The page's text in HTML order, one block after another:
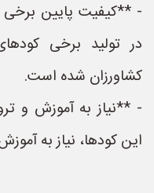
- **کیفیت پایین
در تولید برخی
کشاورزان شده است.
- **نیاز به آموزش و
این کودها، نیاز به